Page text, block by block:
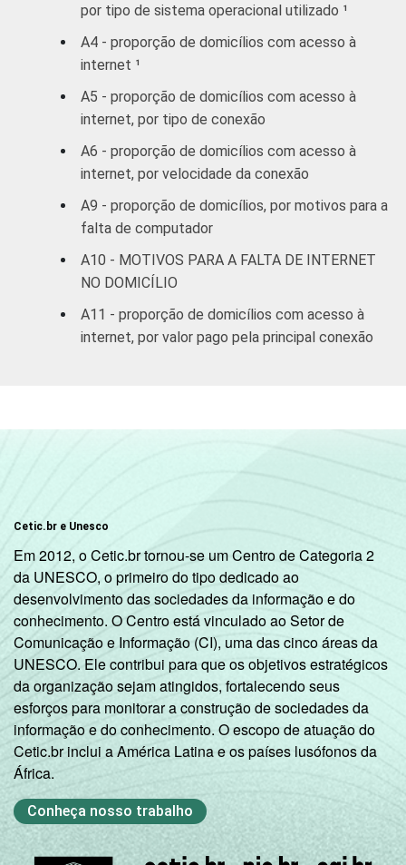
CLASSE
SOCIAL
C 70
DE 63
1Base: 28,1 milhões de domicílios que
possuem computador. Respostas múltiplas e
de 2012 e fevereiro de 2013.
Veja a tabela com as
este indicador.
Fonte: NIC.br - out/2012 a fev/2013
por tipo de sistema operacional utilizado ¹
A4 - proporção de domicílios com acesso à
internet ¹
A5 - proporção de domicílios com acesso à
internet, por tipo de conexão
A6 - proporção de domicílios com acesso à
internet, por velocidade da conexão
A9 - proporção de domicílios, por motivos para a
falta de computador
A10 - MOTIVOS PARA A FALTA DE INTERNET
NO DOMICÍLIO
A11 - proporção de domicílios com acesso à
internet, por valor pago pela principal conexão
Cetic.br e Unesco
Em 2012, o Cetic.br tornou-se um Centro de Categoria 2
da UNESCO, o primeiro do tipo dedicado ao
desenvolvimento das sociedades da informação e do
conhecimento. O Centro está vinculado ao Setor de
Comunicação e Informação (CI), uma das cinco áreas da
UNESCO. Ele contribui para que os objetivos estratégicos
da organização sejam atingidos, fortalecendo seus
esforços para monitorar a construção de sociedades da
informação e do conhecimento. O escopo de atuação do
Cetic.br inclui a América Latina e os países lusófonos da
África.
Conheça nosso trabalho